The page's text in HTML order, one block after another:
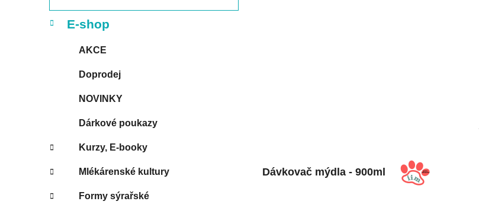
kategorie
K
a
E-shop
AKCE
Doprodej
NOVINKY
Dárkové poukazy
Kurzy, E-booky
Mlékárenské kultury
Formy sýrařské
Dávkovač mýdla - 900ml